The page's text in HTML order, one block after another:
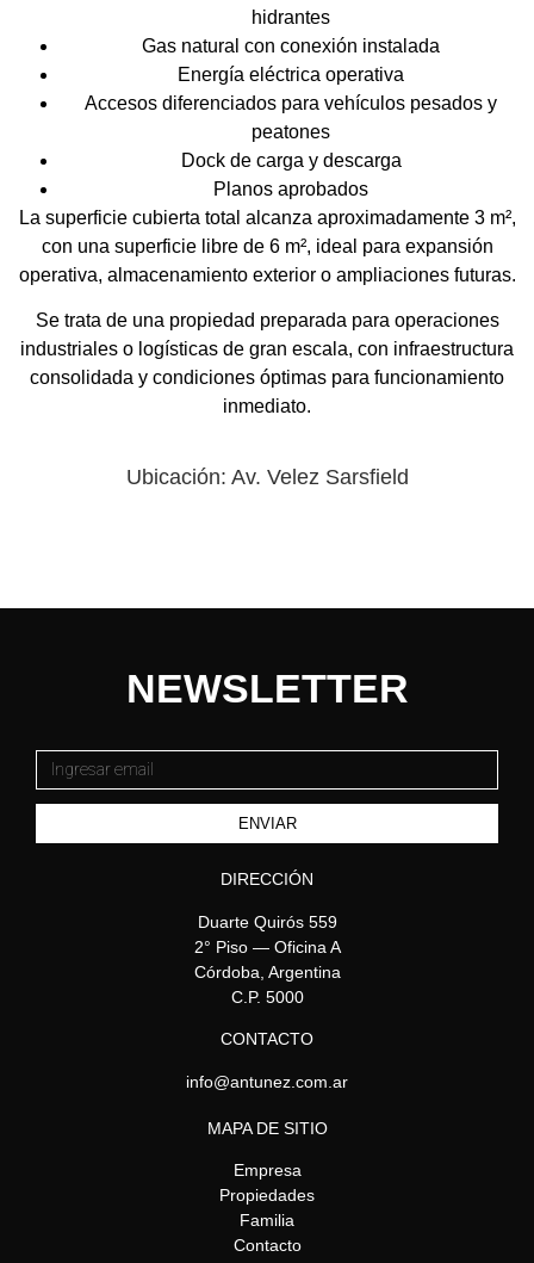
hidrantes
Gas natural con conexión instalada
Energía eléctrica operativa
Accesos diferenciados para vehículos pesados y
peatones
Dock de carga y descarga
Planos aprobados
La superficie cubierta total alcanza aproximadamente 3 m²,
con una superficie libre de 6 m², ideal para expansión
operativa, almacenamiento exterior o ampliaciones futuras.
Se trata de una propiedad preparada para operaciones
industriales o logísticas de gran escala, con infraestructura
consolidada y condiciones óptimas para funcionamiento
inmediato.
Ubicación: Av. Velez Sarsfield
NEWSLETTER
ENVIAR
DIRECCIÓN
Duarte Quirós 559
2° Piso — Oficina A
Córdoba, Argentina
C.P. 5000
CONTACTO
info@antunez.com.ar
MAPA DE SITIO
Empresa
Propiedades
Familia
Contacto